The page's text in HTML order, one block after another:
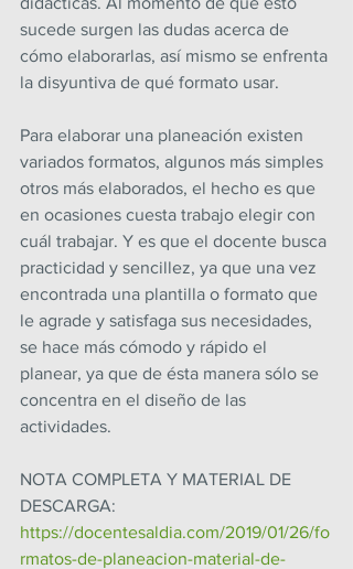
sucede surgen las dudas acerca de
cómo elaborarlas, así mismo se enfrenta
la disyuntiva de qué formato usar.
Para elaborar una planeación existen
variados formatos, algunos más simples
otros más elaborados, el hecho es que
en ocasiones cuesta trabajo elegir con
cuál trabajar. Y es que el docente busca
practicidad y sencillez, ya que una vez
encontrada una plantilla o formato que
le agrade y satisfaga sus necesidades,
se hace más cómodo y rápido el
planear, ya que de ésta manera sólo se
concentra en el diseño de las
actividades.
NOTA COMPLETA Y MATERIAL DE
DESCARGA:
https://docentesaldia.com/2019/01/26/fo
rmatos-de-planeacion-material-de-